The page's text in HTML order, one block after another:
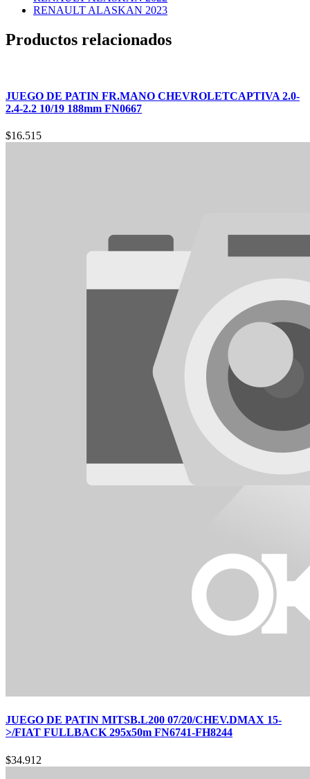
RENAULT ALASKAN 2023
Productos relacionados
JUEGO DE PATIN FR.MANO CHEVROLETCAPTIVA 2.0-
2.4-2.2 10/19 188mm FN0667
$16.515
JUEGO DE PATIN MITSB.L200 07/20/CHEV.DMAX 15-
>/FIAT FULLBACK 295x50m FN6741-FH8244
$34.912